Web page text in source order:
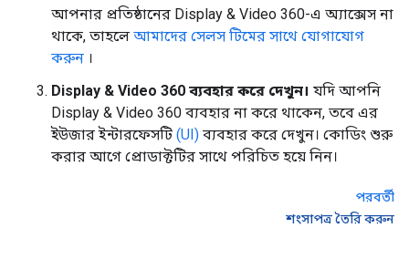
আপনার প্রতিষ্ঠানের Display & Video 360-এ অ্যাক্সেস না
থাকে, তাহলে আমাদের সেলস টিমের সাথে যোগাযোগ
করুন ।
Display & Video 360 ব্যবহার করে দেখুন। যদি আপনি
Display & Video 360 ব্যবহার না করে থাকেন, তবে এর
ইউজার ইন্টারফেসটি (UI) ব্যবহার করে দেখুন। কোডিং শুরু
করার আগে প্রোডাক্টটির সাথে পরিচিত হয়ে নিন।
পরবর্তী
শংসাপত্র তৈরি করুন